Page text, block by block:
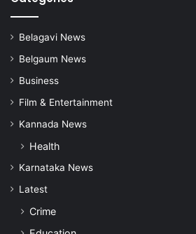
Belagavi News
Belgaum News
Business
Film & Entertainment
Kannada News
Health
Karnataka News
Latest
Crime